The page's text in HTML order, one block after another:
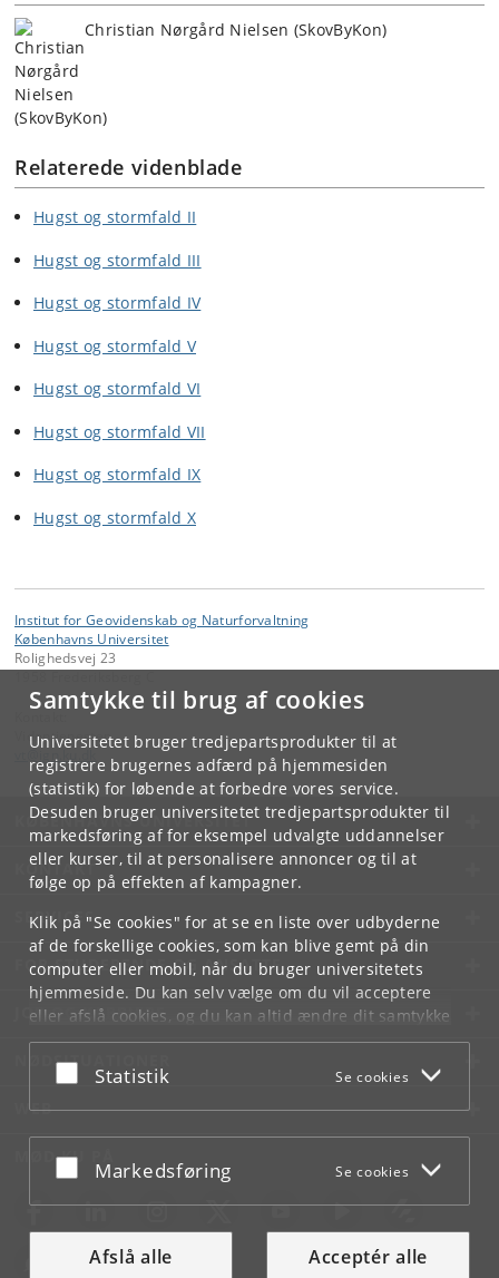
Samtykke til brug af cookies
Universitetet bruger tredjepartsprodukter til at
registrere brugernes adfærd på hjemmesiden
(statistik) for løbende at forbedre vores service.
Desuden bruger universitetet tredjepartsprodukter til
markedsføring af for eksempel udvalgte uddannelser
eller kurser, til at personalisere annoncer og til at
følge op på effekten af kampagner.
Klik på "Se cookies" for at se en liste over udbyderne
af de forskellige cookies, som kan blive gemt på din
computer eller mobil, når du bruger universitetets
hjemmeside. Du kan selv vælge om du vil acceptere
eller afslå cookies, og du kan altid ændre dit samtykke
underCookie- og privatlivspolitiksom du finder i
bunden af hver side.
Acceptér eller afslå
Statistik Se cookies
Acceptér eller afslå
Markedsføring Se cookies
Afslå alle Acceptér alle
Christian Nørgård Nielsen (SkovByKon)
Relaterede videnblade
Hugst og stormfald II
Hugst og stormfald III
Hugst og stormfald IV
Hugst og stormfald V
Hugst og stormfald VI
Hugst og stormfald VII
Hugst og stormfald IX
Hugst og stormfald X
Institut for Geovidenskab og Naturforvaltning
Københavns Universitet
Rolighedsvej 23
Videntjenesten
KØBENHAVNS UNIVERSITET
KONTAKT
SERVICES
FOR STUDERENDE OG ANSATTE
JOB OG KARRIERE
NØDSITUATIONER
WEB
MØD KU PÅ